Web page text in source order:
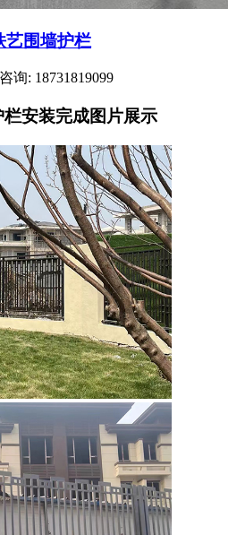
艺围墙护栏
询: 18731819099
安装完成图片展示